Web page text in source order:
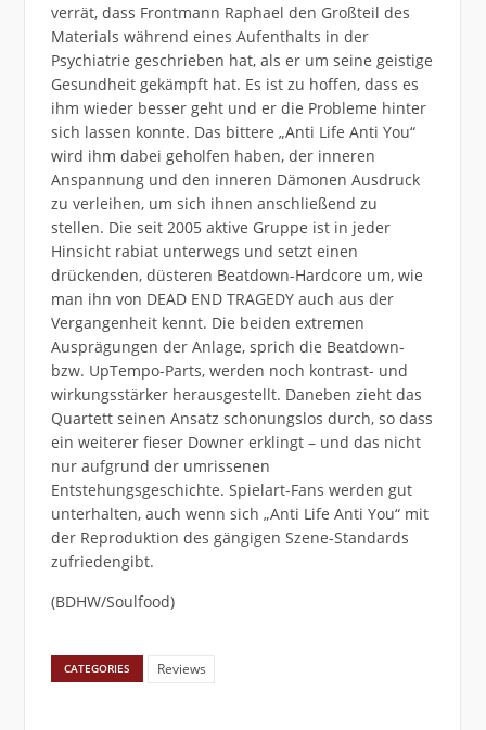
verrät, dass Frontmann Raphael den Großteil des
Materials während eines Aufenthalts in der
Psychiatrie geschrieben hat, als er um seine geistige
Gesundheit gekämpft hat. Es ist zu hoffen, dass es
ihm wieder besser geht und er die Probleme hinter
sich lassen konnte. Das bittere „Anti Life Anti You“
wird ihm dabei geholfen haben, der inneren
Anspannung und den inneren Dämonen Ausdruck
zu verleihen, um sich ihnen anschließend zu
stellen. Die seit 2005 aktive Gruppe ist in jeder
Hinsicht rabiat unterwegs und setzt einen
drückenden, düsteren Beatdown-Hardcore um, wie
man ihn von DEAD END TRAGEDY auch aus der
Vergangenheit kennt. Die beiden extremen
Ausprägungen der Anlage, sprich die Beatdown-
bzw. UpTempo-Parts, werden noch kontrast- und
wirkungsstärker herausgestellt. Daneben zieht das
Quartett seinen Ansatz schonungslos durch, so dass
ein weiterer fieser Downer erklingt – und das nicht
nur aufgrund der umrissenen
Entstehungsgeschichte. Spielart-Fans werden gut
unterhalten, auch wenn sich „Anti Life Anti You“ mit
der Reproduktion des gängigen Szene-Standards
zufriedengibt.
(BDHW/Soulfood)
CATEGORIES Reviews